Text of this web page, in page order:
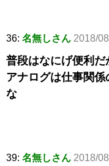
36: 名無しさん 2018/
普段はなにげ便利だ
アナログは仕事関
な
39: 名無しさん 2018/